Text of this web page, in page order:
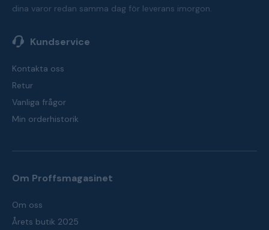
dina varor redan samma dag för leverans imorgon.
Kundservice
Kontakta oss
Retur
Vanliga frågor
Min orderhistorik
Om Proffsmagasinet
Om oss
Årets butik 2025